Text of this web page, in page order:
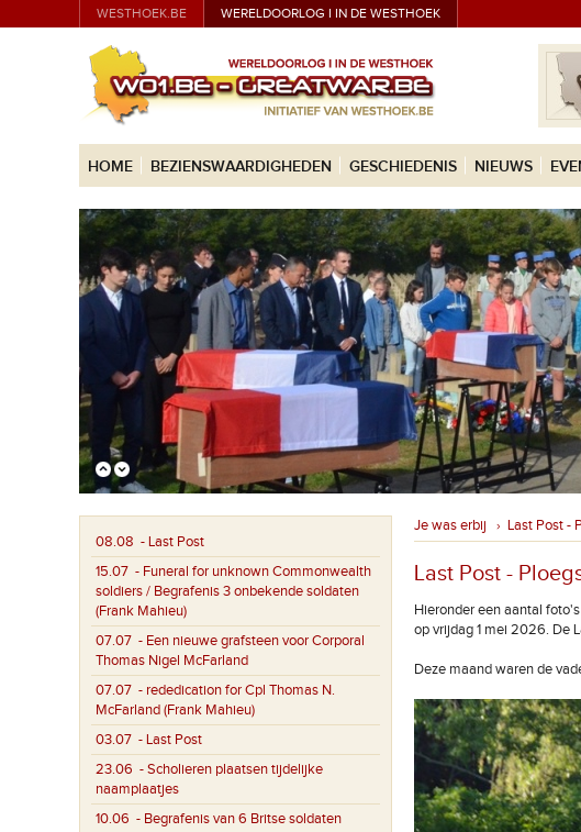
WESTHOEK.BE WERELDOORLOG I IN DE WESTHOEK
HOME BEZIENSWAARDIGHEDEN GESCHIEDENIS NIEUWS
08.08 - Last Post
15.07 - Funeral for unknown Commonwealth
soldiers / Begrafenis 3 onbekende soldaten
(Frank Mahieu)
07.07 - Een nieuwe grafsteen voor Corporal
Thomas Nigel McFarland
07.07 - rededication for Cpl Thomas N.
McFarland (Frank Mahieu)
03.07 - Last Post
23.06 - Scholieren plaatsen tijdelijke
naamplaatjes
10.06 - Begrafenis van 6 Britse soldaten
Je was erbij › Last Post -
Last Post -
Hieronder een aantal
op vrijdag 1 mei 2026. De
Deze maand waren de